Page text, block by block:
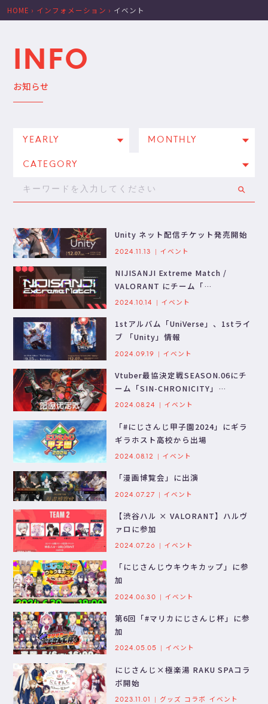
HOME › インフォメーション › イベント
INFO
お知らせ
Unity ネット配信チケット発売開始
2024.11.13 イベント
NIJISANJI Extreme Match /
VALORANT にチーム「…
2024.10.14 イベント
1stアルバム「UniVerse」、1stライ
ブ 「Unity」情報
2024.09.19 イベント
Vtuber最協決定戦SEASON.06にチ
ーム「SIN-CHRONICITY」…
2024.08.24 イベント
「#にじさんじ甲子園2024」にギラ
ギラホスト高校から出場
2024.08.12 イベント
「漫画博覧会」に出演
2024.07.27 イベント
【渋谷ハル × VALORANT】ハルヴ
ァロに参加
2024.07.26 イベント
「にじさんじウキウキカップ」に参
加
2024.06.30 イベント
第6回「#マリカにじさんじ杯」に参
加
2024.05.05 イベント
にじさんじ×極楽湯 RAKU SPAコラ
ボ開始
2023.11.01 グッズ コラボ イベント